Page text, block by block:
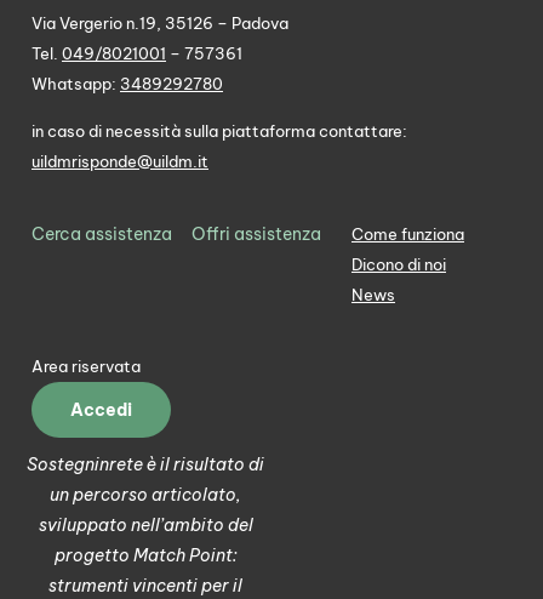
Via Vergerio n.19, 35126 – Padova
Tel. 049/8021001 – 757361
Whatsapp: 3489292780
in caso di necessità sulla piattaforma contattare:
uildmrisponde@uildm.it
Cerca assistenza Offri assistenza
Come funziona
Dicono di noi
News
Area riservata
Accedi
Sostegninrete è il risultato di
un percorso articolato,
sviluppato nell’ambito del
progetto Match Point:
strumenti vincenti per il